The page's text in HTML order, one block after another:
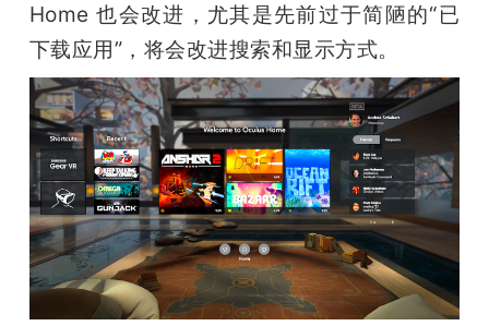
Home 也会改进，尤其是先前过于简陋的“已
下载应用”，将会改进搜索和显示方式。